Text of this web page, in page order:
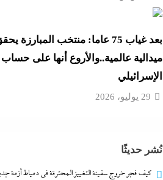
بعد غياب 75 عاما: منتخب المبارزة
ميدالية عالمية..والأروع أنها على
الإسرائيلي
29 يوليو، 2026
نُشر حديثًا
كيف فجر خروج سفينة التغييز المحترقة في دمياط أزمة